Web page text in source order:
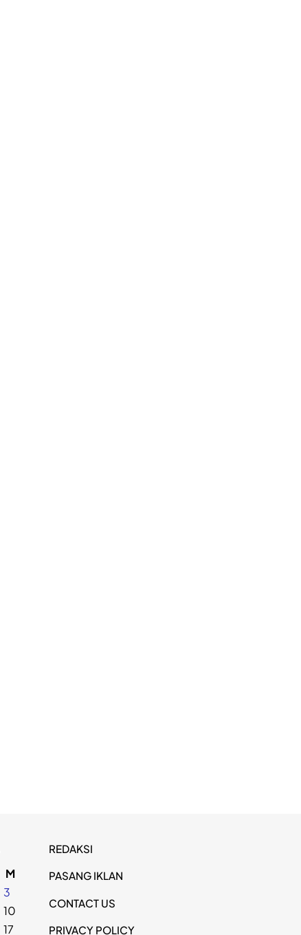
M
3
10
17
REDAKSI
PASANG IKLAN
CONTACT US
PRIVACY POLICY